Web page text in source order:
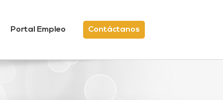
Portal Empleo Contáctanos